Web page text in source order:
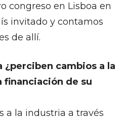
congreso en Lisboa en
invitado y contamos
de allí.
¿perciben cambios a la
financiación de su
a la industria a través